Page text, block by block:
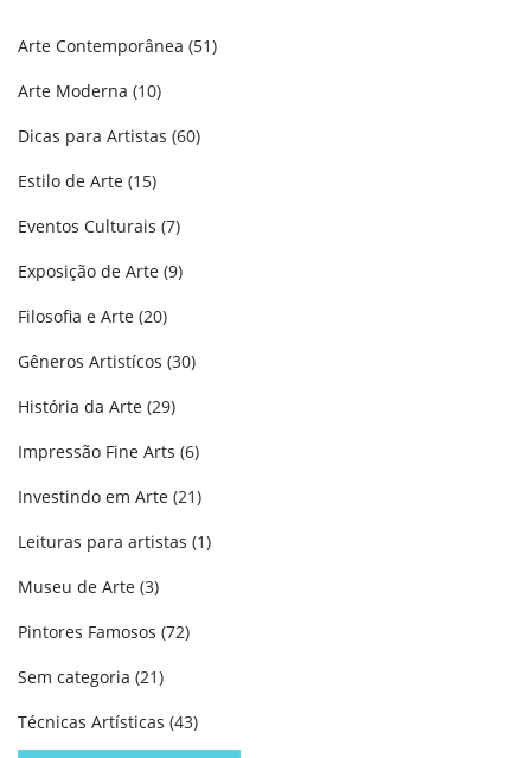
Arte Contemporânea (51)
Arte Moderna (10)
Dicas para Artistas (60)
Estilo de Arte (15)
Eventos Culturais (7)
Exposição de Arte (9)
Filosofia e Arte (20)
Gêneros Artistícos (30)
História da Arte (29)
Impressão Fine Arts (6)
Investindo em Arte (21)
Leituras para artistas (1)
Museu de Arte (3)
Pintores Famosos (72)
Sem categoria (21)
Técnicas Artísticas (43)